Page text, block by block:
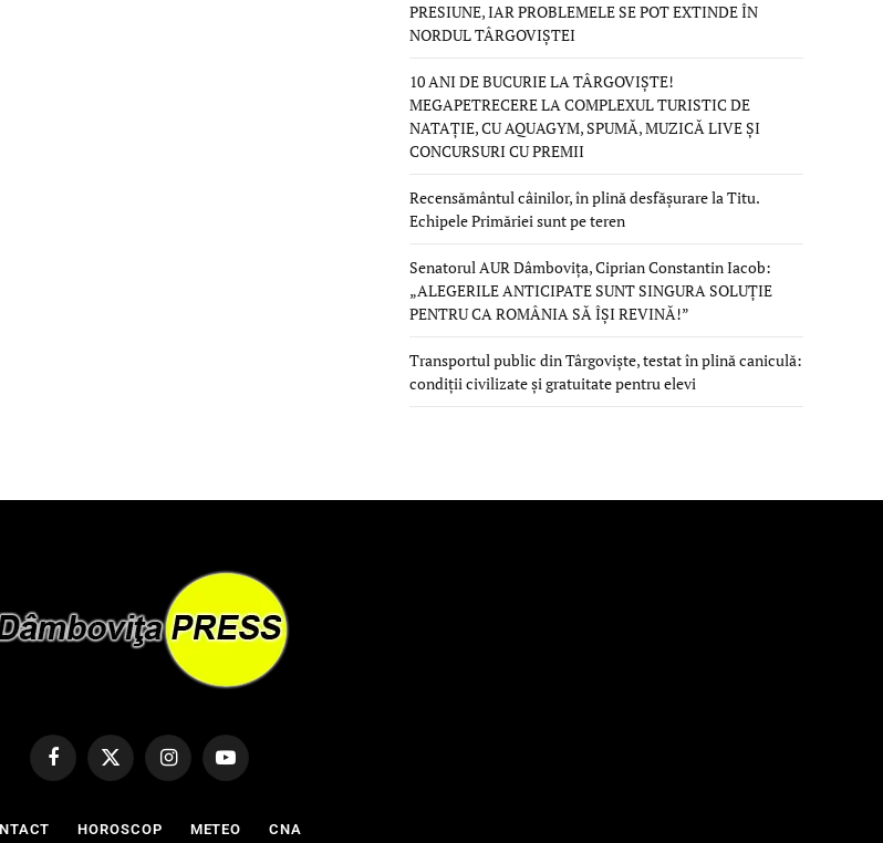
PRESIUNE, IAR PROBLEMELE SE POT EXTINDE ÎN
NORDUL TÂRGOVIȘTEI
10 ANI DE BUCURIE LA TÂRGOVIȘTE!
MEGAPETRECERE LA COMPLEXUL TURISTIC DE
NATAȚIE, CU AQUAGYM, SPUMĂ, MUZICĂ LIVE ȘI
CONCURSURI CU PREMII
Recensământul câinilor, în plină desfășurare la Titu.
Echipele Primăriei sunt pe teren
Senatorul AUR Dâmbovița, Ciprian Constantin Iacob:
„ALEGERILE ANTICIPATE SUNT SINGURA SOLUȚIE
PENTRU CA ROMÂNIA SĂ ÎȘI REVINĂ!”
Transportul public din Târgoviște, testat în plină caniculă:
condiții civilizate și gratuitate pentru elevi
FacebookX
(Twitter)
InstagramYouTube
HOROSCOP METEO CNA